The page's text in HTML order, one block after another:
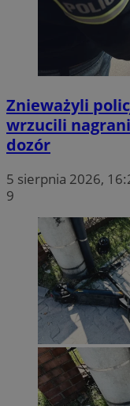
Znieważyli
wrzucili
dozór
5 sierpnia 2026,
9